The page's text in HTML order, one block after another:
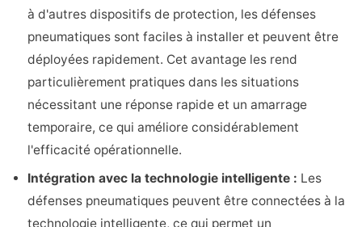
à d'autres dispositifs de protection, les défenses
pneumatiques sont faciles à installer et peuvent être
déployées rapidement. Cet avantage les rend
particulièrement pratiques dans les situations
nécessitant une réponse rapide et un amarrage
temporaire, ce qui améliore considérablement
l'efficacité opérationnelle.
Intégration avec la technologie intelligente : Les
défenses pneumatiques peuvent être connectées à la
technologie intelligente, ce qui permet un